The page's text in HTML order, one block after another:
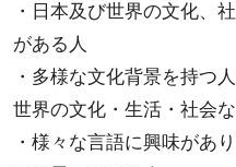
・日本及び世界の文化、
がある人
・多様な文化背景を持つ
世界の文化・生活・社会
・様々な言語に興味があ